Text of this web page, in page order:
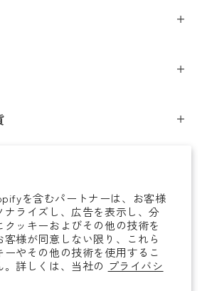
を含むパートナーは、お客様
ナライズし、広告を表示し、分
ッキーおよびその他の技術を
様が同意しない限り、これら
ーやその他の技術を使用するこ
。詳しくは、当社の プライバシ
ト
ト
ト
ーツ
内
イド